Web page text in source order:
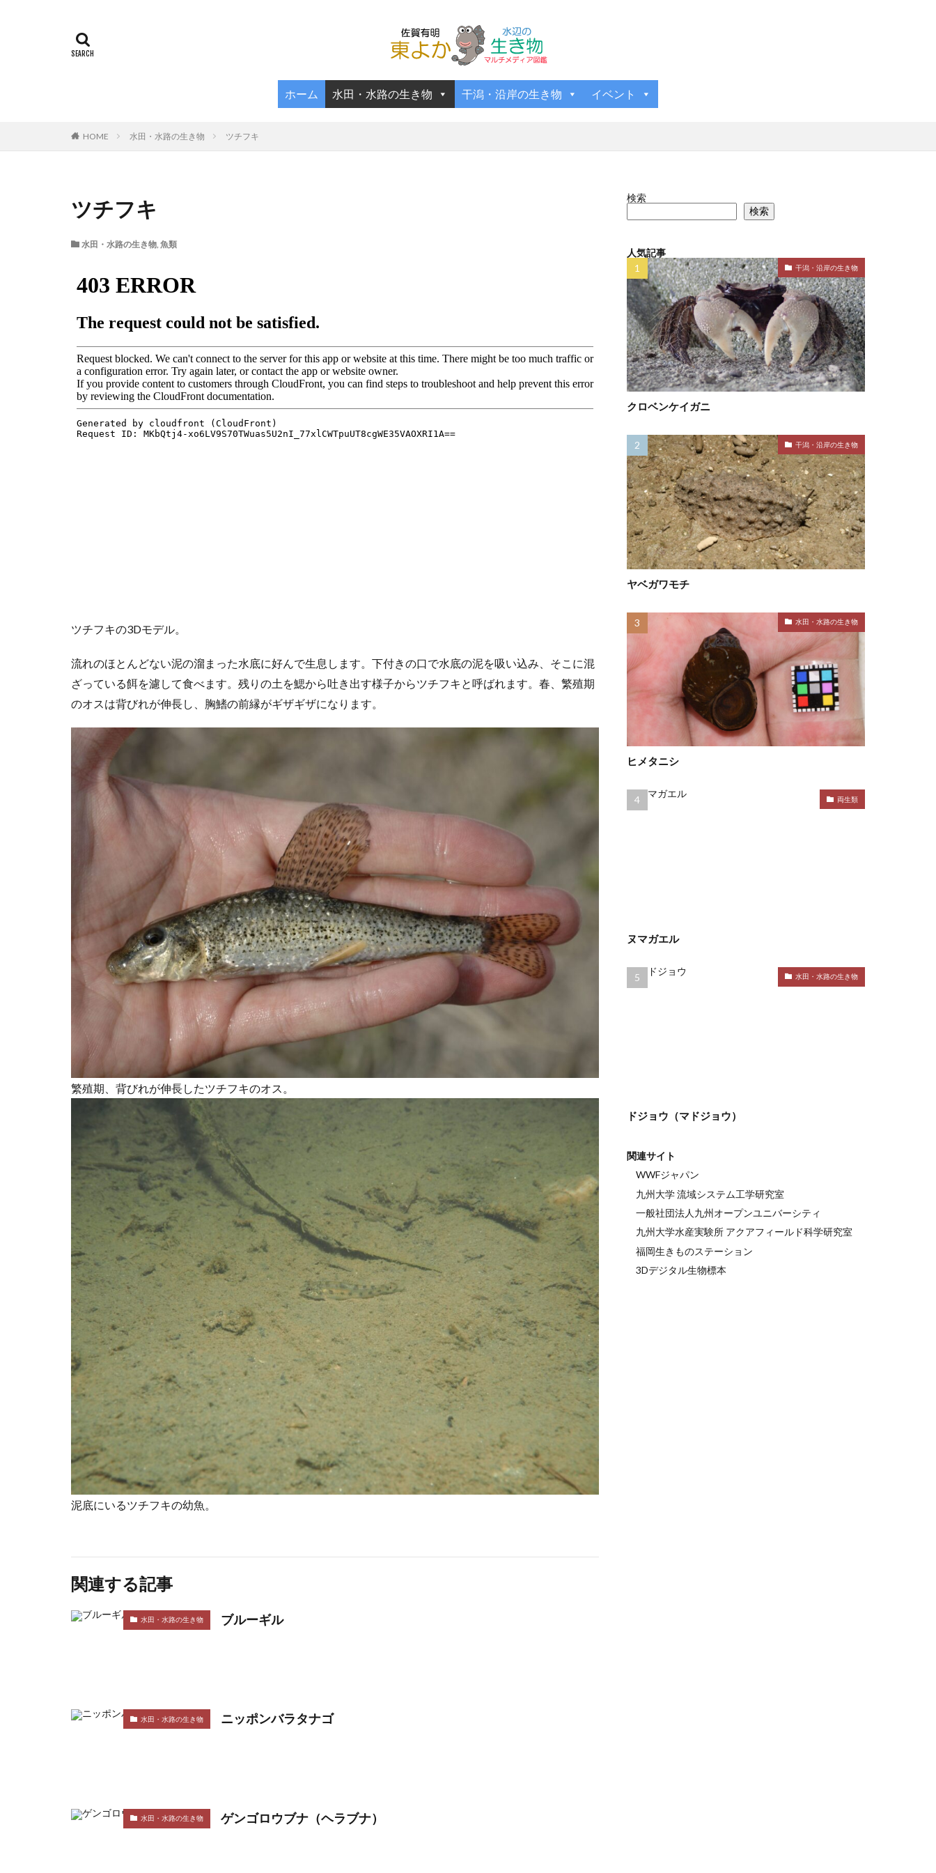
ホーム 水田・水路の生き物 干潟・沿岸の生き物 イベント
HOME 水田・水路の生き物 ツチフキ
ツチフキ
水田・水路の生き物, 魚類
ツチフキの3Dモデル。
流れのほとんどない泥の溜まった水底に好んで生息します。下付きの口で水底の泥を吸い込み、そこに混
ざっている餌を濾して食べます。残りの土を鰓から吐き出す様子からツチフキと呼ばれます。春、繁殖期
のオスは背びれが伸長し、胸鰭の前縁がギザギザになります。
繁殖期、背びれが伸長したツチフキのオス。
泥底にいるツチフキの幼魚。
関連する記事
水田・水路の生き物 ブルーギル
水田・水路の生き物 ニッポンバラタナゴ
水田・水路の生き物 ゲンゴロウブナ（ヘラブナ）
検索
検索
人気記事
干潟・沿岸の生き物
クロベンケイガニ
干潟・沿岸の生き物
ヤベガワモチ
水田・水路の生き物
ヒメタニシ
両生類
ヌマガエル
水田・水路の生き物
ドジョウ（マドジョウ）
関連サイト
WWFジャパン
九州大学 流域システム工学研究室
一般社団法人九州オープンユニバーシティ
九州大学水産実験所 アクアフィールド科学研究室
福岡生きものステーション
3Dデジタル生物標本